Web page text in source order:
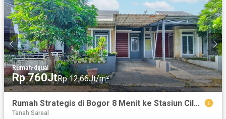
Rumah·dijual
Rp 760JtRp 12,66Jt/m²
Rumah Strategis di Bogor 8 Menit ke Stasiun Cilebut Siap KPR J-51561
Tanah Sareal